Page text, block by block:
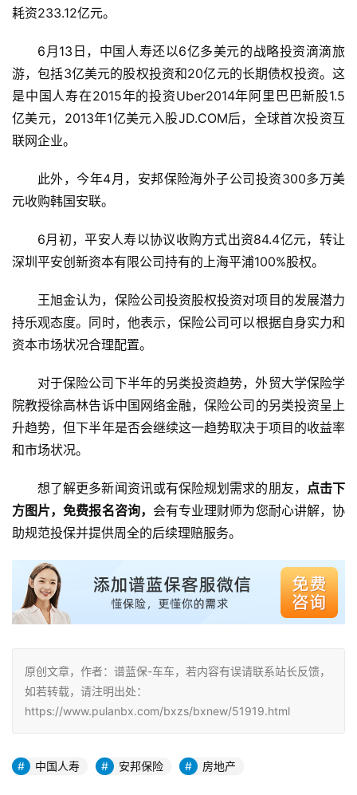
耗资233.12亿元。
6月13日，中国人寿还以6亿多美元的战略投资滴滴旅
游，包括3亿美元的股权投资和20亿元的长期债权投资。这
是中国人寿在2015年的投资Uber2014年阿里巴巴新股1.5
亿美元，2013年1亿美元入股JD.COM后，全球首次投资互
联网企业。
此外，今年4月，安邦保险海外子公司投资300多万美
元收购韩国安联。
6月初，平安人寿以协议收购方式出资84.4亿元，转让
深圳平安创新资本有限公司持有的上海平浦100%股权。
王旭金认为，保险公司投资股权投资对项目的发展潜力
持乐观态度。同时，他表示，保险公司可以根据自身实力和
资本市场状况合理配置。
对于保险公司下半年的另类投资趋势，外贸大学保险学
院教授徐高林告诉中国网络金融，保险公司的另类投资呈上
升趋势，但下半年是否会继续这一趋势取决于项目的收益率
和市场状况。
想了解更多新闻资讯或有保险规划需求的朋友， 点击下
方图片，免费报名咨询， 会有专业理财师为您耐心讲解，协
助规范投保并提供周全的后续理赔服务。
原创文章，作者：谱蓝保-车车，若内容有误请联系站长反馈，
如若转载，请注明出处：
https://www.pulanbx.com/bxzs/bxnew/51919.html
中国人寿 安邦保险 房地产